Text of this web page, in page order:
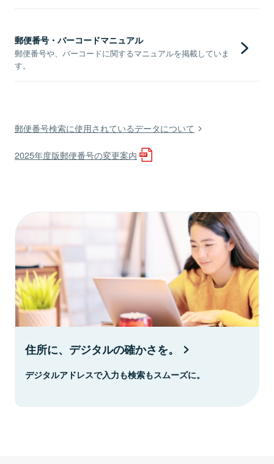
郵便番号・バーコードマニュアル
郵便番号や、バーコードに関するマニュアルを掲載していま
す。
郵便番号検索に使用されているデータについて
2025年度版郵便番号の変更案内
住所に、デジタルの確かさを。
デジタルアドレスで入力も検索もスムーズに。